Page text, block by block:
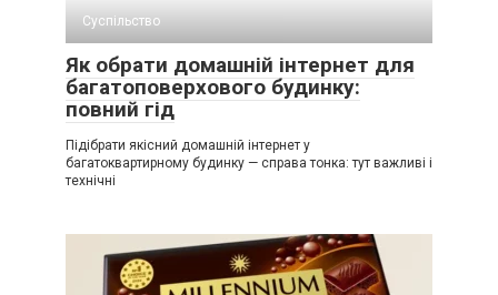
Суспільство
Як обрати домашній інтернет для
багатоповерхового будинку:
повний гід
Підібрати якісний домашній інтернет у
багатоквартирному будинку — справа тонка: тут важливі і
технічні